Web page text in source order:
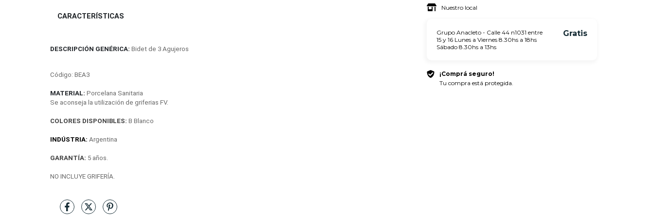
CARACTERÍSTICAS
DESCRIPCIÓN GENÉRICA: Bidet de 3 Agujeros
Código: BEA3
MATERIAL: Porcelana Sanitaria
Se aconseja la utilización de griferias FV.
COLORES DISPONIBLES: B Blanco
INDÚSTRIA: Argentina
GARANTÍA: 5 años.
NO INCLUYE GRIFERÍA.
Nuestro local
Grupo Anacleto - Calle 44 n1031 entre
15 y 16 Lunes a Viernes 8.30hs a 18hs
Sábado 8.30hs a 13hs
Gratis
¡Comprá seguro!
Tu compra está protegida.